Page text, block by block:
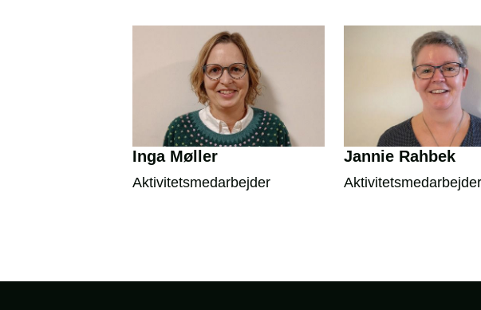
Inga Møller
Aktivitetsmedarbejder
Jannie Rahbek
Aktivitetsmedarbejder